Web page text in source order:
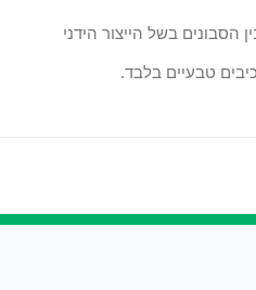
טבעיים בלבד.